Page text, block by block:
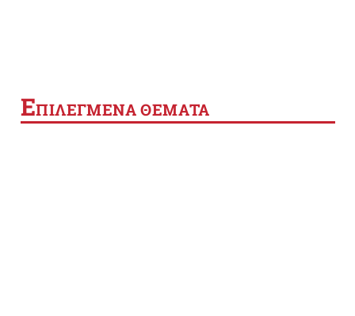
ΕΠΙΛΕΓΜΕΝΑ ΘΕΜΑΤΑ